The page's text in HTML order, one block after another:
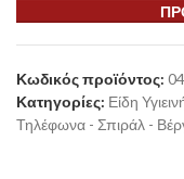
Κωδικός προϊόντος:
Κατηγορίες: Είδη
Τηλέφωνα - Σπιράλ -